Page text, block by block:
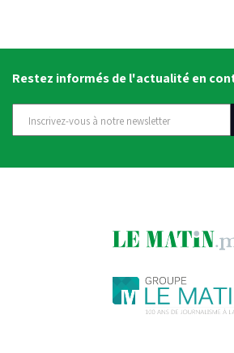
Restez informés de l'actualité en